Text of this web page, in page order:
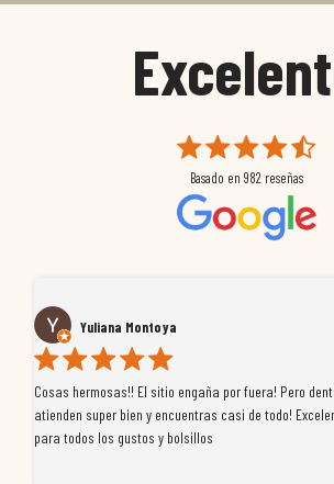
Basado en 982 reseñas
Yuliana Montoya
Cosas hermosas!! El sitio engaña por fuera! Pero
atienden super bien y encuentras casi de todo!
para todos los gustos y bolsillos